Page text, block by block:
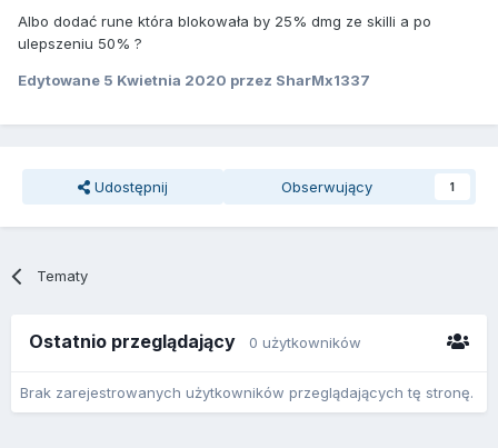
Albo dodać rune która blokowała by 25% dmg ze skilli a po
ulepszeniu 50% ?
Edytowane 5 Kwietnia 2020 przez SharMx1337
Udostępnij Obserwujący 1
Tematy
Ostatnio przeglądający 0 użytkowników
Brak zarejestrowanych użytkowników przeglądających tę stronę.